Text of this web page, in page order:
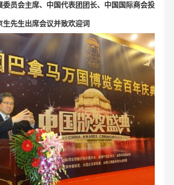
员会主席、中国代表团团长、中国国际商会投
先生出席会议并致欢迎词